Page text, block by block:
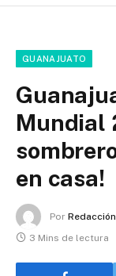
GUANAJUATO
Mundial
en casa!
Por Redacción
3 Mins de lectura